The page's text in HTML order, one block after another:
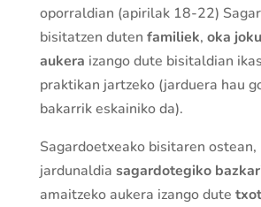
oporraldian (apirilak 18-22)
bisitatzen duten familiek, oka
aukera izango dute bisitaldian
praktikan jartzeko (jarduera hau
bakarrik eskainiko da).
Sagardoetxeako bisitaren
jardunaldia sagardotegiko
amaitzeko aukera izango dute